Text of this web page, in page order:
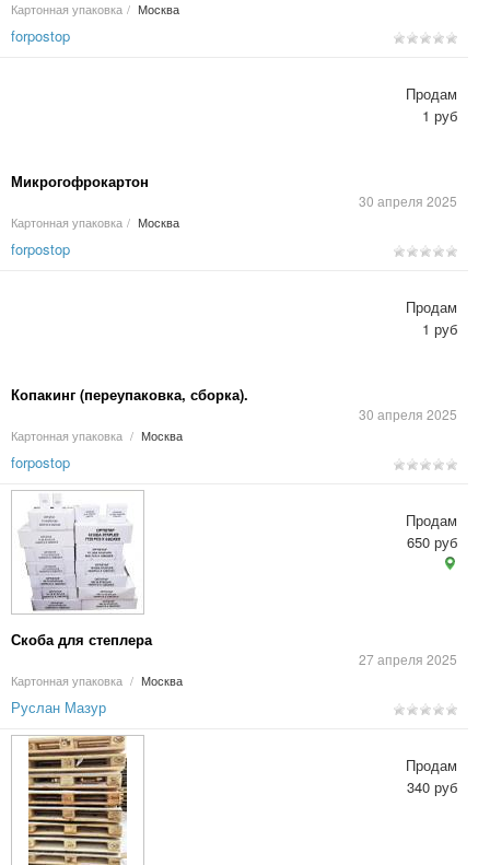
Картонная упаковка / Москва
forpostop
Микрогофрокартон
30 апреля 2025
Картонная упаковка / Москва
Продам
1 руб
forpostop
Копакинг (переупаковка, сборка).
30 апреля 2025
Картонная упаковка / Москва
Продам
1 руб
forpostop
Скоба для степлера
27 апреля 2025
Картонная упаковка / Москва
Продам
650 руб
Руслан Мазур
Продам
340 руб